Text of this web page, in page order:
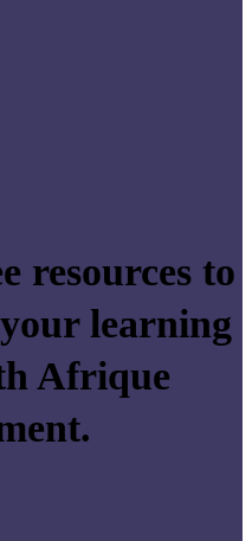
resources to
learning
Afrique